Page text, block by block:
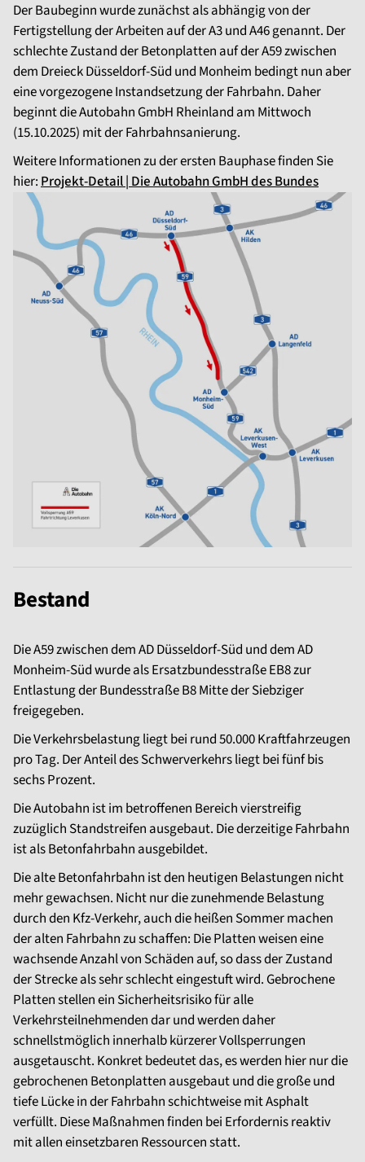
Der Baubeginn wurde zunächst als abhängig von der
Fertigstellung der Arbeiten auf der A3 und A46 genannt. Der
schlechte Zustand der Betonplatten auf der A59 zwischen
dem Dreieck Düsseldorf-Süd und Monheim bedingt nun aber
eine vorgezogene Instandsetzung der Fahrbahn. Daher
beginnt die Autobahn GmbH Rheinland am Mittwoch
(15.10.2025) mit der Fahrbahnsanierung.
Weitere Informationen zu der ersten Bauphase finden Sie
hier:Projekt-Detail | Die Autobahn GmbH des Bundes
Bestand
Die A59 zwischen dem AD Düsseldorf-Süd und dem AD
Monheim-Süd wurde als Ersatzbundesstraße EB8 zur
Entlastung der Bundesstraße B8 Mitte der Siebziger
freigegeben.
Die Verkehrsbelastung liegt bei rund 50.000 Kraftfahrzeugen
pro Tag. Der Anteil des Schwerverkehrs liegt bei fünf bis
sechs Prozent.
Die Autobahn ist im betroffenen Bereich vierstreifig
zuzüglich Standstreifen ausgebaut. Die derzeitige Fahrbahn
ist als Betonfahrbahn ausgebildet.
Die alte Betonfahrbahn ist den heutigen Belastungen nicht
mehr gewachsen. Nicht nur die zunehmende Belastung
durch den Kfz-Verkehr, auch die heißen Sommer machen
der alten Fahrbahn zu schaffen: Die Platten weisen eine
wachsende Anzahl von Schäden auf, so dass der Zustand
der Strecke als sehr schlecht eingestuft wird. Gebrochene
Platten stellen ein Sicherheitsrisiko für alle
Verkehrsteilnehmenden dar und werden daher
schnellstmöglich innerhalb kürzerer Vollsperrungen
ausgetauscht. Konkret bedeutet das, es werden hier nur die
gebrochenen Betonplatten ausgebaut und die große und
tiefe Lücke in der Fahrbahn schichtweise mit Asphalt
verfüllt. Diese Maßnahmen finden bei Erfordernis reaktiv
mit allen einsetzbaren Ressourcen statt.